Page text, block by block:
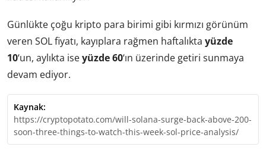
Günlükte çoğu kripto para birimi gibi kırmızı görünüm
veren SOL fiyatı, kayıplara rağmen haftalıkta yüzde
10‘un, aylıkta iseyüzde 60‘ın üzerinde getiri sunmaya
devam ediyor.
Kaynak:
https://cryptopotato.com/will-solana-surge-back-above-200-
soon-three-things-to-watch-this-week-sol-price-analysis/